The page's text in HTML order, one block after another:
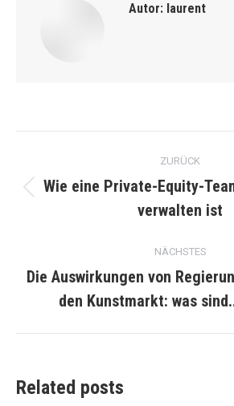
Autor: laurent
ZURÜCK
Vorheriger
Beitrag:
Wie eine Private-Equity-
verwalten ist
NÄCHSTES
Nächster
Beitrag:
Die Auswirkungen von
den Kunstmarkt: was
Related posts